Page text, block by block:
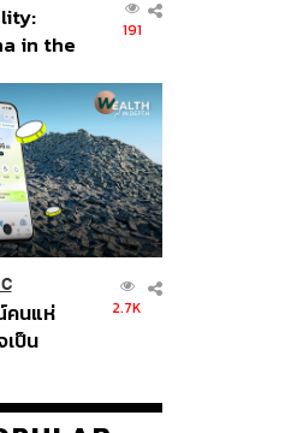
in the
191
คนแห่
ป็น
ที่ถูกซุก
2.7K